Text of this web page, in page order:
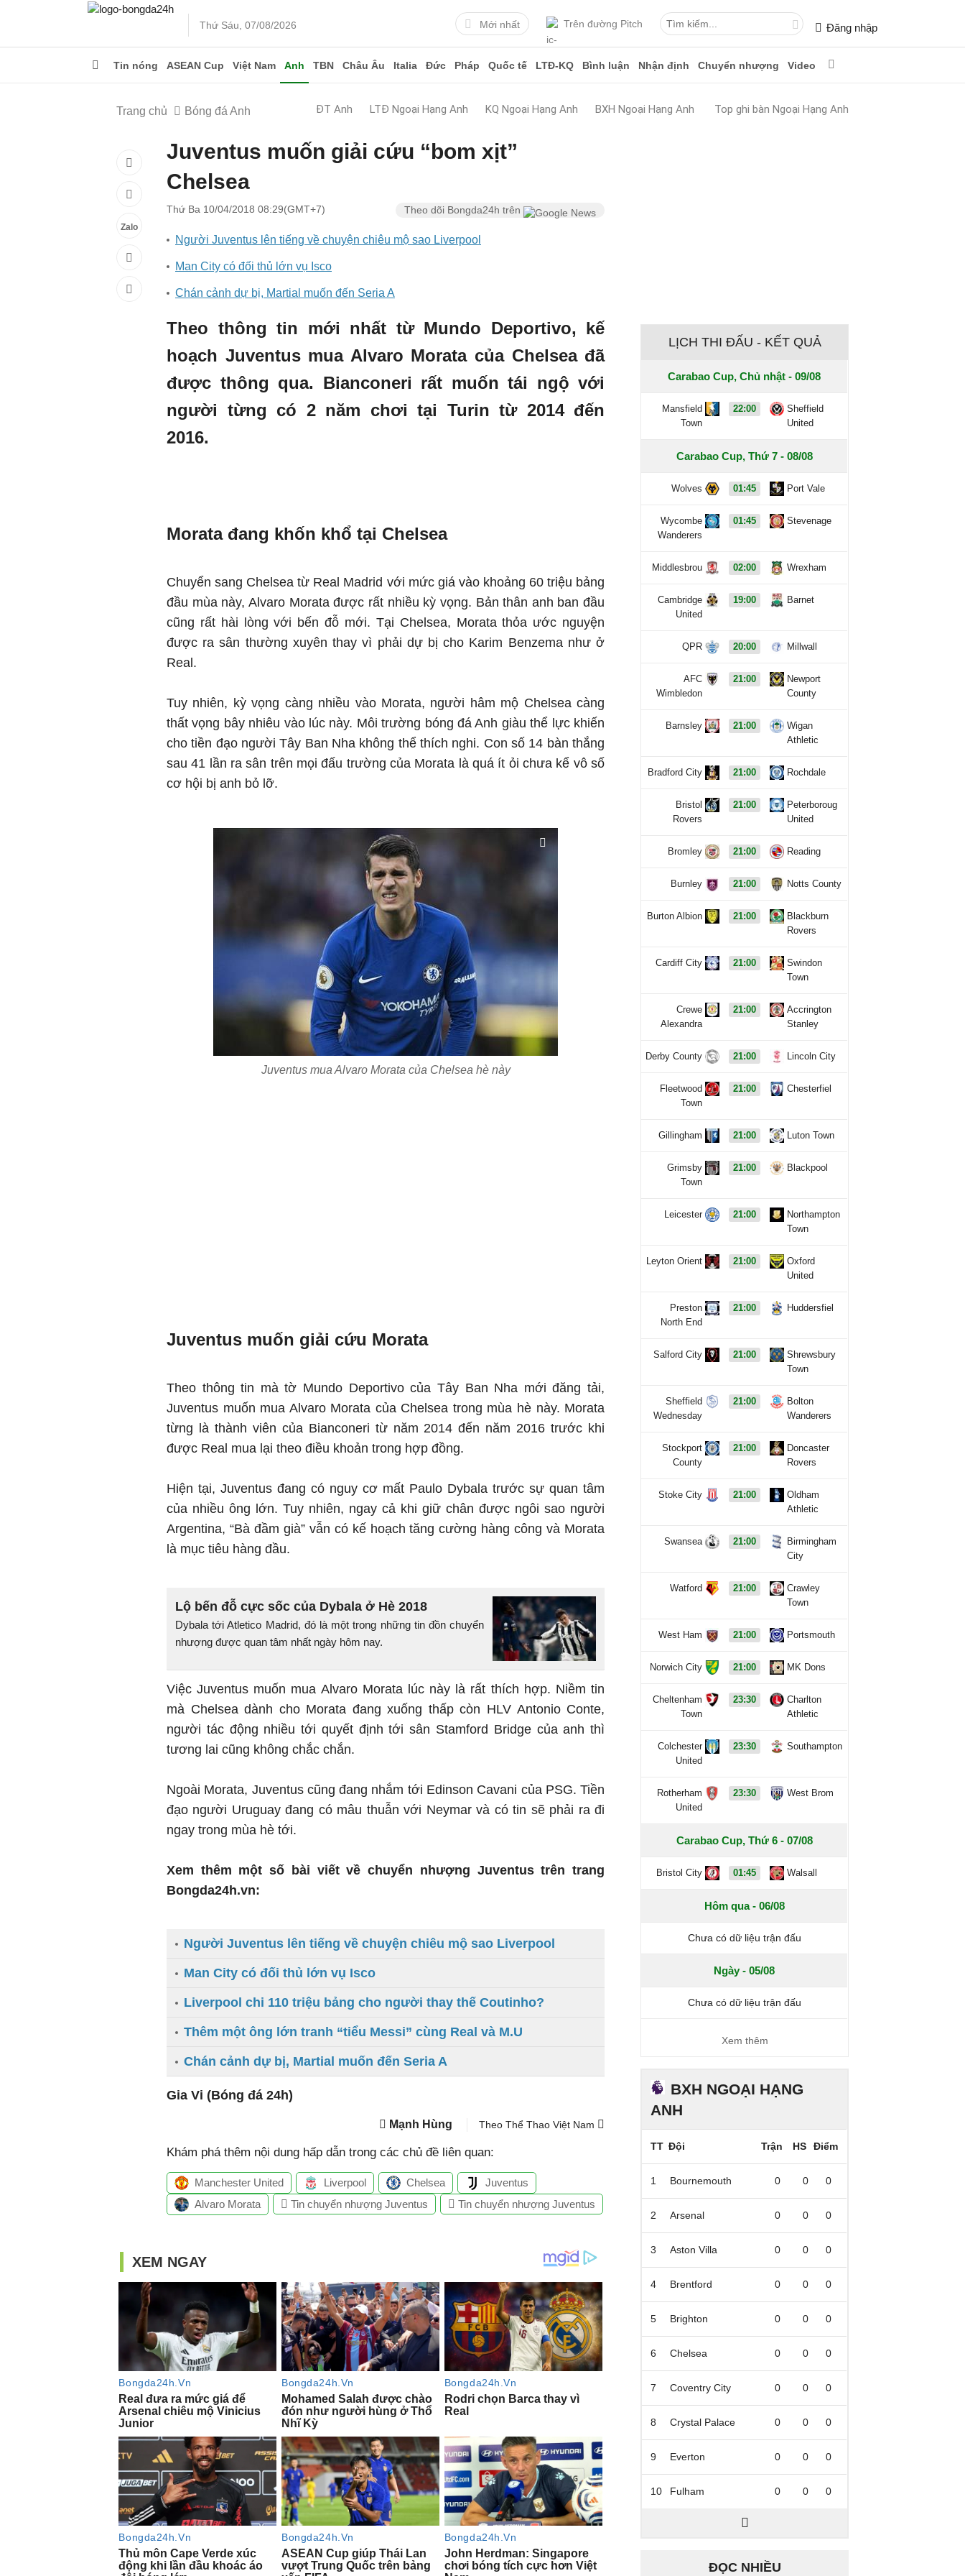
Thứ Sáu, 07/08/2026 Mới nhất Trên đường Pitch Đăng nhập
Tin nóng ASEAN Cup Việt Nam Anh TBN Châu Âu Italia Đức Pháp Quốc tế LTĐ-KQ Bình luận Nhận định Chuyển nhượng Video
Trang chủ Bóng đá Anh ĐT Anh LTĐ Ngoại Hạng Anh KQ Ngoại Hạng Anh BXH Ngoại Hạng Anh Top ghi bàn Ngoại Hạng Anh
Zalo
Juventus muốn giải cứu “bom xịt”
Chelsea
Thứ Ba 10/04/2018 08:29(GMT+7) Theo dõi Bongda24h trên
Người Juventus lên tiếng về chuyện chiêu mộ sao Liverpool
Man City có đối thủ lớn vụ Isco
Chán cảnh dự bị, Martial muốn đến Seria A
Theo thông tin mới nhất từ Mundo Deportivo, kế
hoạch Juventus mua Alvaro Morata của Chelsea đã
được thông qua. Bianconeri rất muốn tái ngộ với
người từng có 2 năm chơi tại Turin từ 2014 đến
2016.
Morata đang khốn khổ tại Chelsea
Chuyển sang Chelsea từ Real Madrid với mức giá vào khoảng 60 triệu bảng
đầu mùa này, Alvaro Morata được rất nhiều kỳ vọng. Bản thân anh ban đầu
cũng rất hài lòng với bến đỗ mới. Tại Chelsea, Morata thỏa ước nguyện
được ra sân thường xuyên thay vì phải dự bị cho Karim Benzema như ở
Real.
Tuy nhiên, kỳ vọng càng nhiều vào Morata, người hâm mộ Chelsea càng
thất vọng bây nhiêu vào lúc này. Môi trường bóng đá Anh giàu thể lực khiến
cho tiền đạo người Tây Ban Nha không thể thích nghi. Con số 14 bàn thắng
sau 41 lần ra sân trên mọi đấu trường của Morata là quá ít ỏi chưa kể vô số
cơ hội bị anh bỏ lỡ.
Juventus mua Alvaro Morata của Chelsea hè này
Juventus muốn giải cứu Morata
Theo thông tin mà tờ Mundo Deportivo của Tây Ban Nha mới đăng tải,
Juventus muốn mua Alvaro Morata của Chelsea trong mùa hè này. Morata
từng là thành viên của Bianconeri từ năm 2014 đến năm 2016 trước khi
được Real mua lại theo điều khoản trong hợp đồng.
Hiện tại, Juventus đang có nguy cơ mất Paulo Dybala trước sự quan tâm
của nhiều ông lớn. Tuy nhiên, ngay cả khi giữ chân được ngôi sao người
Argentina, “Bà đầm già” vẫn có kế hoạch tăng cường hàng công và Morata
là mục tiêu hàng đầu.
Lộ bến đỗ cực sốc của Dybala ở Hè 2018
Dybala tới Atletico Madrid, đó là một trong những tin đồn chuyển
nhượng được quan tâm nhất ngày hôm nay.
Việc Juventus muốn mua Alvaro Morata lúc này là rất thích hợp. Niềm tin
mà Chelsea dành cho Morata đang xuống thấp còn HLV Antonio Conte,
người tác động nhiều tới quyết định tới sân Stamford Bridge của anh thì
tương lai cũng không chắc chắn.
Ngoài Morata, Juventus cũng đang nhắm tới Edinson Cavani của PSG. Tiền
đạo người Uruguay đang có mâu thuẫn với Neymar và có tin sẽ phải ra đi
ngay trong mùa hè tới.
Xem thêm một số bài viết về chuyển nhượng Juventus trên trang
Bongda24h.vn:
Người Juventus lên tiếng về chuyện chiêu mộ sao Liverpool
Man City có đối thủ lớn vụ Isco
Liverpool chi 110 triệu bảng cho người thay thế Coutinho?
Thêm một ông lớn tranh “tiểu Messi” cùng Real và M.U
Chán cảnh dự bị, Martial muốn đến Seria A
Gia Vi (Bóng đá 24h)
Mạnh Hùng Theo Thể Thao Việt Nam
Khám phá thêm nội dung hấp dẫn trong các chủ đề liên quan:
Manchester United Liverpool Chelsea
Juventus
Alvaro Morata
Tin chuyển nhượng Juventus Tin chuyển nhượng Juventus
LỊCH THI ĐẤU - KẾT QUẢ
Carabao Cup, Chủ nhật - 09/08
Mansfield
Town
22:00
Sheffield
United
Carabao Cup, Thứ 7 - 08/08
Wolves 01:45 Port Vale
Wycombe
Wanderers
01:45 Stevenage
Middlesbrou 02:00 Wrexham
Cambridge
United
19:00 Barnet
QPR 20:00 Millwall
AFC
Wimbledon
21:00
Newport
County
Barnsley 21:00
Wigan
Athletic
Bradford City 21:00 Rochdale
Bristol
Rovers
21:00
Peterboroug
United
Bromley 21:00 Reading
Burnley 21:00 Notts County
Burton Albion 21:00
Blackburn
Rovers
Cardiff City 21:00
Swindon
Town
Crewe
Alexandra
21:00
Accrington
Stanley
Derby County 21:00 Lincoln City
Fleetwood
Town
21:00 Chesterfiel
Gillingham 21:00 Luton Town
Grimsby
Town
21:00 Blackpool
Leicester 21:00
Northampton
Town
Leyton Orient 21:00
Oxford
United
Preston
North End
21:00 Huddersfiel
Salford City 21:00
Shrewsbury
Town
Sheffield
Wednesday
21:00
Bolton
Wanderers
Stockport
County
21:00
Doncaster
Rovers
Stoke City 21:00
Oldham
Athletic
Swansea 21:00
Birmingham
City
Watford 21:00
Crawley
Town
West Ham 21:00 Portsmouth
Norwich City 21:00 MK Dons
Cheltenham
Town
23:30
Charlton
Athletic
Colchester
United
23:30 Southampton
Rotherham
United
23:30 West Brom
Carabao Cup, Thứ 6 - 07/08
Bristol City 01:45 Walsall
Hôm qua - 06/08
Chưa có dữ liệu trận đấu
Ngày - 05/08
Chưa có dữ liệu trận đấu
Xem thêm
BXH NGOẠI HẠNG
ANH
TT Đội Trận HS Điểm
1 Bournemouth 0 0 0
2 Arsenal 0 0 0
3 Aston Villa 0 0 0
4 Brentford 0 0 0
5 Brighton 0 0 0
6 Chelsea 0 0 0
7 Coventry City 0 0 0
8 Crystal Palace 0 0 0
9 Everton 0 0 0
10 Fulham 0 0 0
ĐỌC NHIỀU